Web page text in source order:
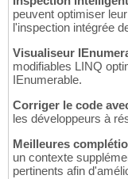
peuvent optimiser
l'inspection intégrée
Visualiseur
modifiables LINQ
IEnumerable.
Corriger le code
les développeurs à
Meilleures
un contexte
pertinents afin